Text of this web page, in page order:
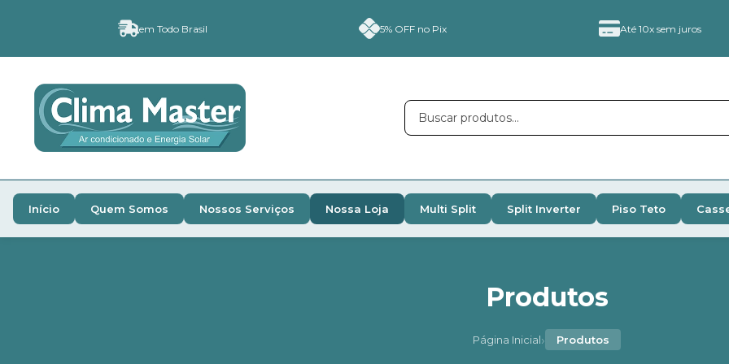
em Todo Brasil 5% OFF no Pix Até 10x sem juros
Início Quem Somos Nossos Serviços Nossa Loja Multi Split Split Inverter Piso Teto
Produtos
Página Inicial› Produtos